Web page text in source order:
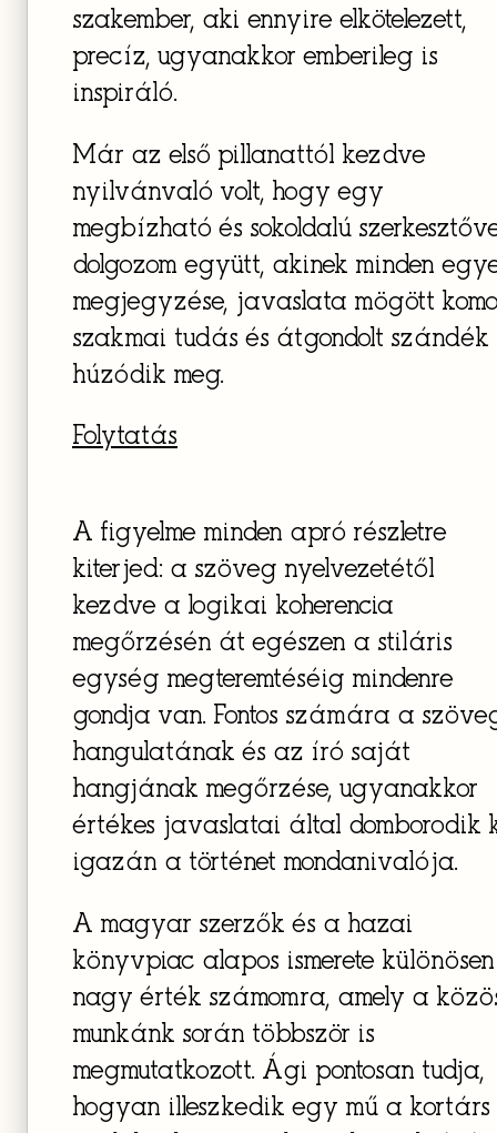
szakember, aki ennyire elkötelezett,
precíz, ugyanakkor emberileg is
inspiráló.
Már az első pillanattól kezdve
nyilvánvaló volt, hogy egy
megbízható és sokoldalú
dolgozom együtt, akinek minden
megjegyzése, javaslata mögött
szakmai tudás és átgondolt szándék
húzódik meg.
Folytatás
A figyelme minden apró részletre
kiterjed: a szöveg nyelvezetétől
kezdve a logikai koherencia
megőrzésén át egészen a stiláris
egység megteremtéséig mindenre
gondja van. Fontos számára a
hangulatának és az író saját
hangjának megőrzése, ugyanakkor
értékes javaslatai által domborodik
igazán a történet mondanivalója.
A magyar szerzők és a hazai
könyvpiac alapos ismerete különösen
nagy érték számomra, amely a
munkánk során többször is
megmutatkozott. Ági pontosan tudja,
hogyan illeszkedik egy mű a kortárs